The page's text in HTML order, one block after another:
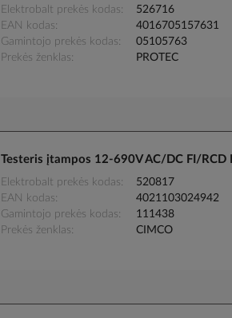
Elektrobalt prekės kodas
526716
EAN kodas
4016705157631
Gamintojo prekės kodas
05105763
Prekės ženklas
PROTEC
Testeris įtampos 12-690V AC/DC FI/RCD
Elektrobalt prekės kodas
520817
EAN kodas
4021103024942
Gamintojo prekės kodas
111438
Prekės ženklas
CIMCO